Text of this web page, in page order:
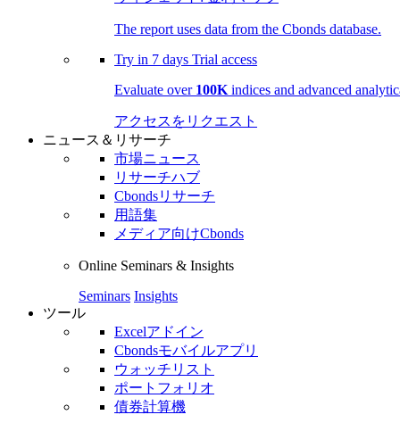
The report uses data from the Cbonds database.
Try in 7 days Trial access
Evaluate over 100K indices and advanced
アクセスをリクエスト
ニュース＆リサーチ
市場ニュース
リサーチハブ
Cbondsリサーチ
用語集
メディア向けCbonds
Online Seminars & Insights
Seminars Insights
ツール
Excelアドイン
Cbondsモバイルアプリ
ウォッチリスト
ポートフォリオ
債券計算機